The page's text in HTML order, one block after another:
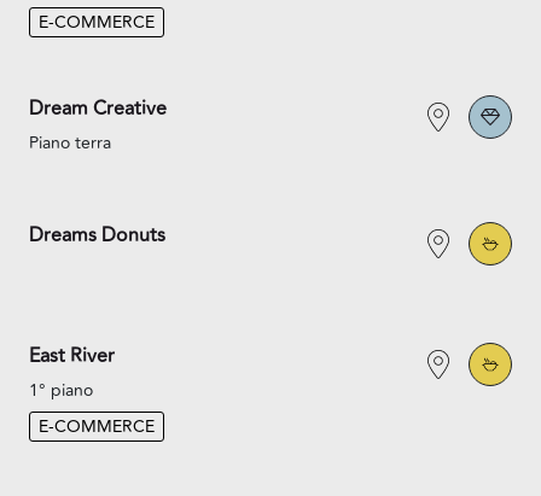
E-COMMERCE
Dream Creative
Piano terra
Dreams Donuts
East River
1° piano
E-COMMERCE